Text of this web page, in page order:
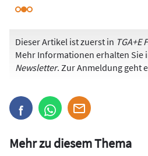
Dieser Artikel ist zuerst in TGA+E
Mehr Informationen erhalten Sie
Newsletter. Zur Anmeldung geht
Mehr zu diesem Thema